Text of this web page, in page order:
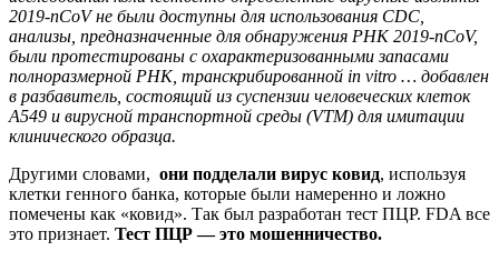
2019-nCoV не были доступны для использования CDC,
анализы, предназначенные для обнаружения РНК 2019-nCoV,
были протестированы с охарактеризованными запасами
полноразмерной РНК, транскрибированной in vitro … добавлен
в разбавитель, состоящий из суспензии человеческих клеток
A549 и вирусной транспортной среды (VTM) для имитации
клинического образца.
Другими словами, они подделали вирус ковид, используя
клетки генного банка, которые были намеренно и ложно
помечены как «ковид». Так был разработан тест ПЦР. FDA все
это признает. Тест ПЦР — это мошенничество.